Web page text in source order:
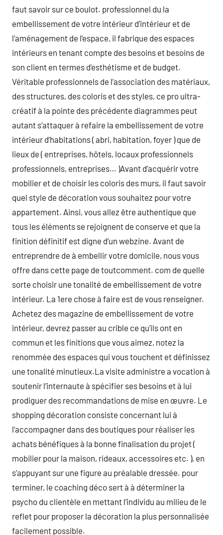
faut savoir sur ce boulot. professionnel du la
embellissement de votre intérieur d’intérieur et de
l’aménagement de l’espace, il fabrique des espaces
intérieurs en tenant compte des besoins et besoins de
son client en termes d’esthétisme et de budget.
Véritable professionnels de l’association des matériaux,
des structures, des coloris et des styles, ce pro ultra-
créatif à la pointe des précédente diagrammes peut
autant s’attaquer à refaire la embellissement de votre
intérieur d’habitations ( abri, habitation, foyer ) que de
lieux de ( entreprises, hôtels, locaux professionnels
professionnels, entreprises… )Avant d’acquérir votre
mobilier et de choisir les coloris des murs, il faut savoir
quel style de décoration vous souhaitez pour votre
appartement. Ainsi, vous allez être authentique que
tous les éléments se rejoignent de conserve et que la
finition définitif est digne d’un webzine. Avant de
entreprendre de à embellir votre domicile, nous vous
offre dans cette page de toutcomment. com de quelle
sorte choisir une tonalité de embellissement de votre
intérieur. La 1ere chose à faire est de vous renseigner.
Achetez des magazine de embellissement de votre
intérieur, devrez passer au crible ce qu’ils ont en
commun et les finitions que vous aimez, notez la
renommée des espaces qui vous touchent et définissez
une tonalité minutieux.La visite administre a vocation à
soutenir l’internaute à spécifier ses besoins et à lui
prodiguer des recommandations de mise en œuvre. Le
shopping décoration consiste concernant lui à
l’accompagner dans des boutiques pour réaliser les
achats bénéfiques à la bonne finalisation du projet (
mobilier pour la maison, rideaux, accessoires etc. ), en
s’appuyant sur une figure au préalable dressée. pour
terminer, le coaching déco sert à à déterminer la
psycho du clientèle en mettant l’individu au milieu de le
reflet pour proposer la décoration la plus personnalisée
facilement possible.